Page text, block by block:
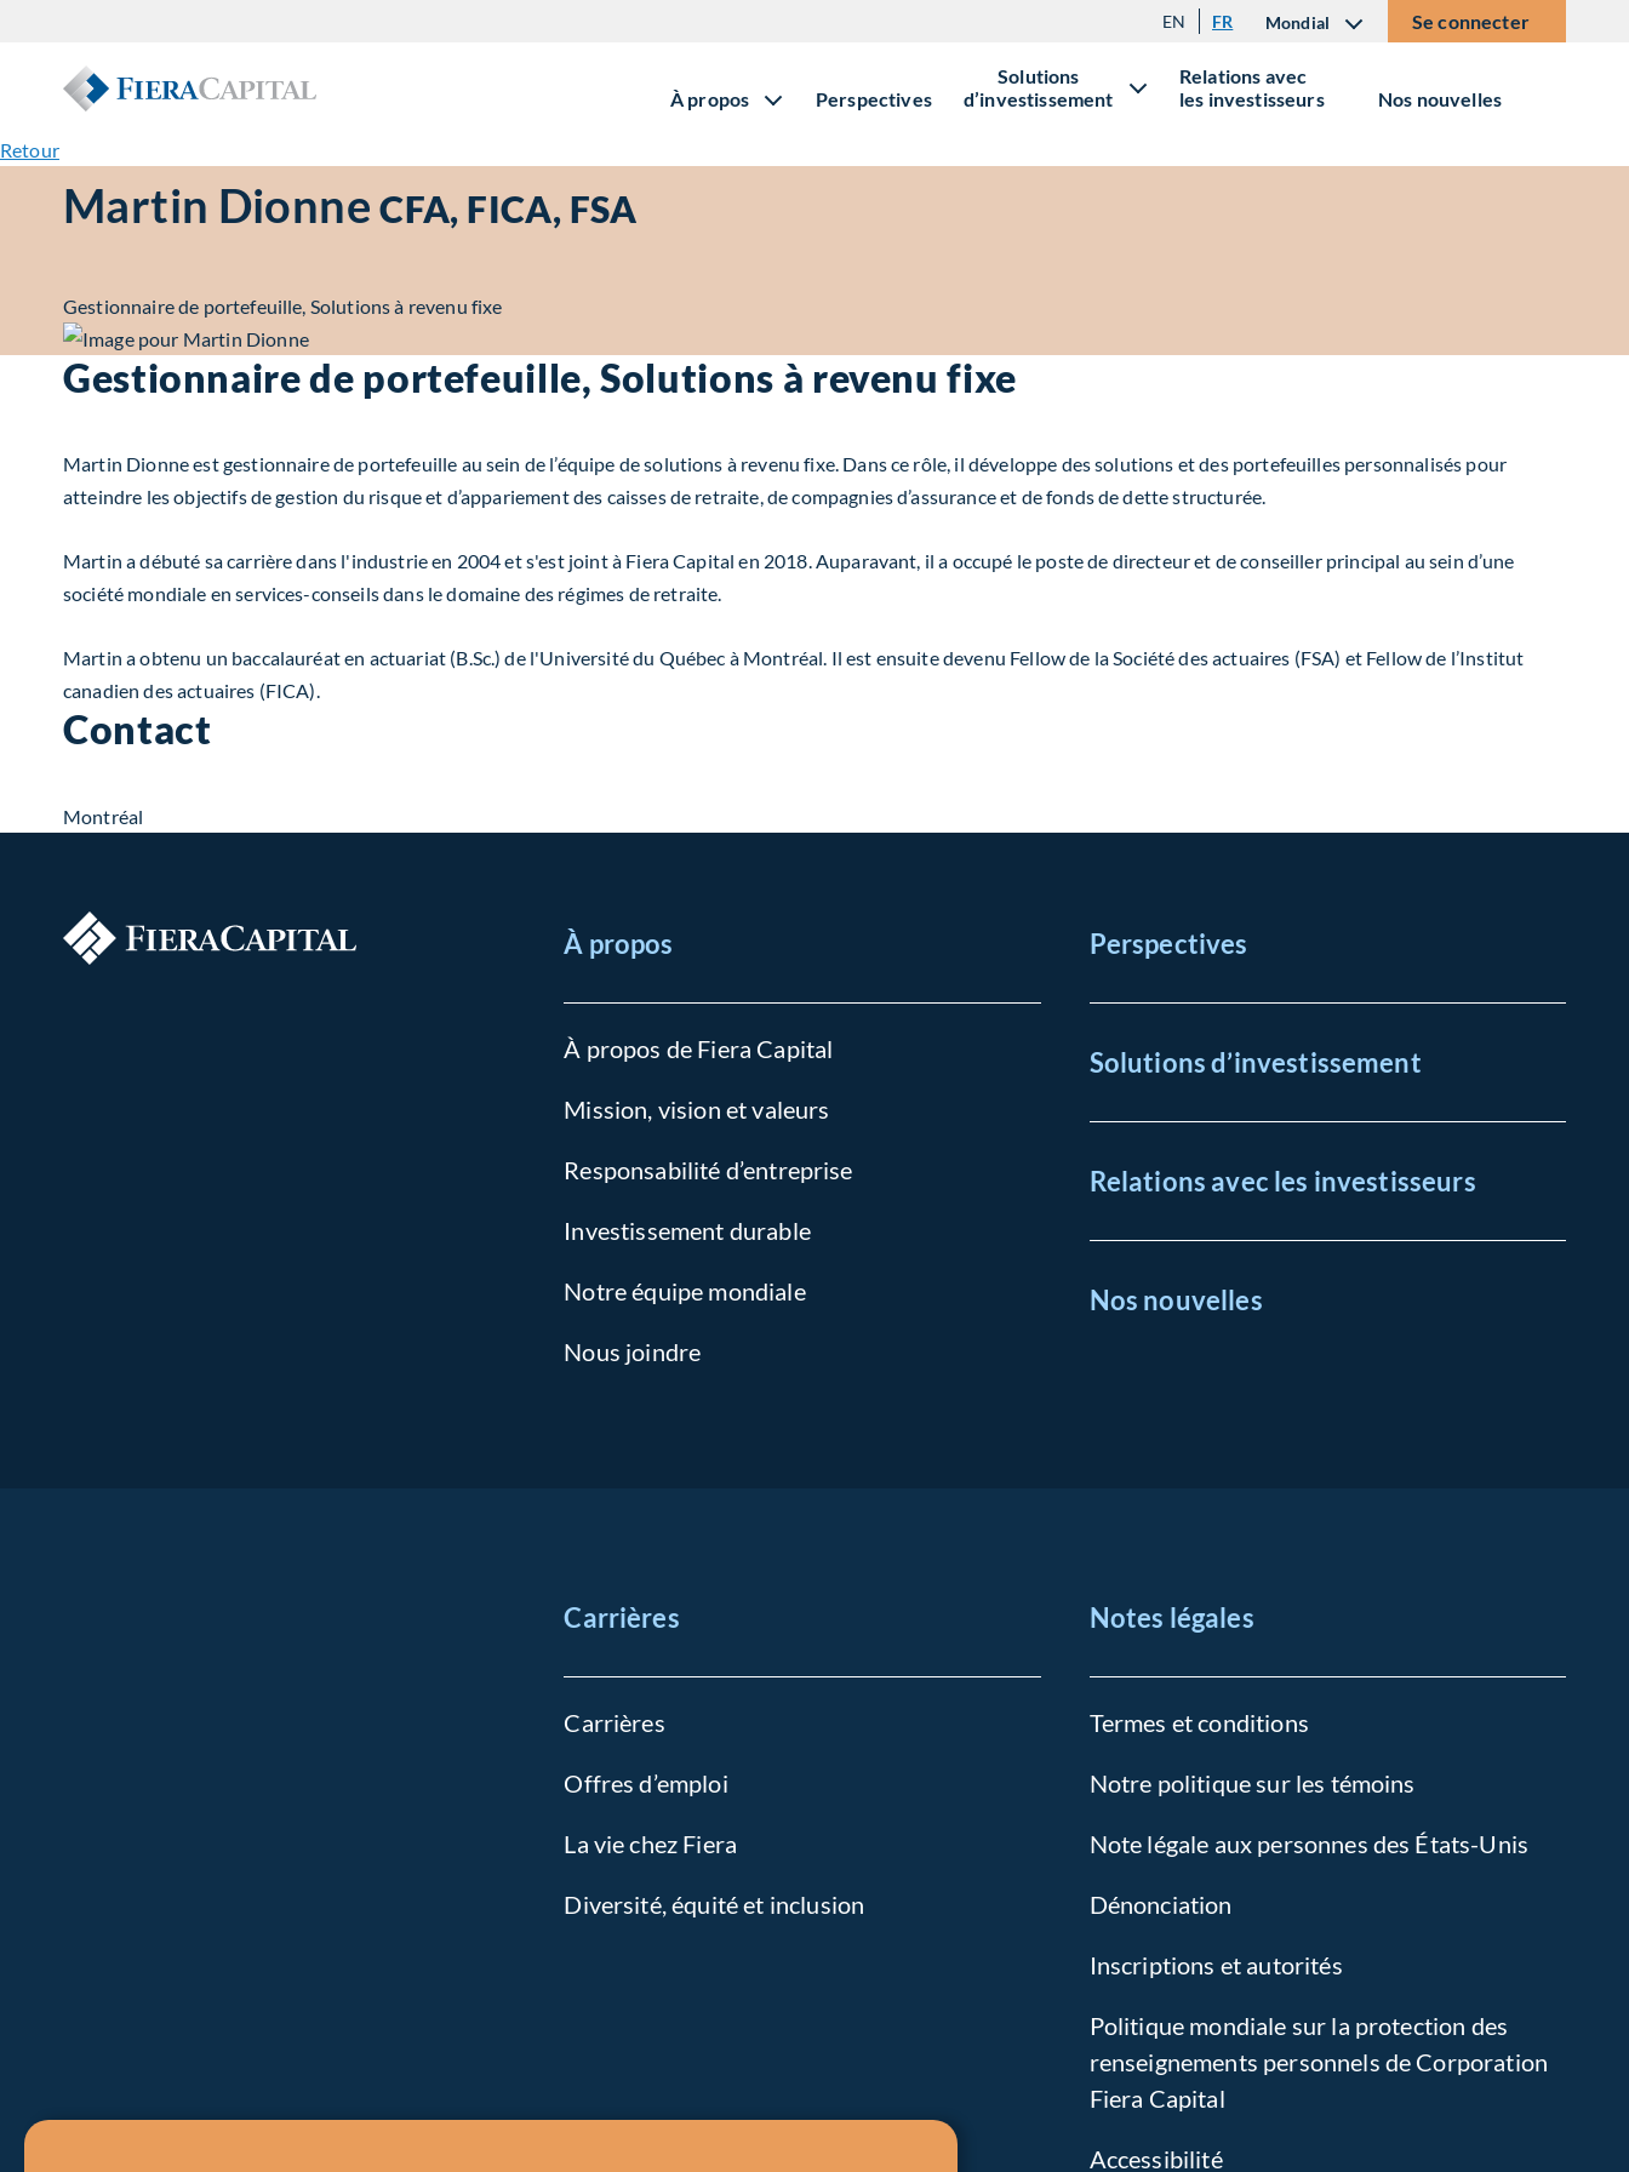
EN FR Mondial Se connecter
À propos Perspectives
Solutions
d’investissement
Relations avec
les investisseurs
Nos nouvelles
Retour
Martin Dionne CFA, FICA, FSA
Gestionnaire de portefeuille, Solutions à revenu fixe
Gestionnaire de portefeuille, Solutions à revenu fixe
Martin Dionne est gestionnaire de portefeuille au sein de l’équipe de solutions à revenu fixe. Dans ce rôle, il développe des solutions et des portefeuilles personnalisés pour
atteindre les objectifs de gestion du risque et d’appariement des caisses de retraite, de compagnies d’assurance et de fonds de dette structurée.
Martin a débuté sa carrière dans l'industrie en 2004 et s'est joint à Fiera Capital en 2018. Auparavant, il a occupé le poste de directeur et de conseiller principal au sein d’une
société mondiale en services-conseils dans le domaine des régimes de retraite.
Martin a obtenu un baccalauréat en actuariat (B.Sc.) de l'Université du Québec à Montréal. Il est ensuite devenu Fellow de la Société des actuaires (FSA) et Fellow de l’Institut
canadien des actuaires (FICA).
Contact
Montréal
À propos
À propos de Fiera Capital
Mission, vision et valeurs
Responsabilité d’entreprise
Investissement durable
Notre équipe mondiale
Nous joindre
Perspectives
Solutions d’investissement
Relations avec les investisseurs
Nos nouvelles
Carrières
Carrières
Offres d’emploi
La vie chez Fiera
Diversité, équité et inclusion
Notes légales
Termes et conditions
Notre politique sur les témoins
Note légale aux personnes des États-Unis
Dénonciation
Inscriptions et autorités
Politique mondiale sur la protection des
renseignements personnels de Corporation
Fiera Capital
Accessibilité